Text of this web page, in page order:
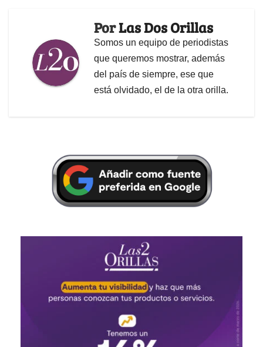
PorLas Dos Orillas
Somos un equipo de periodistas
que queremos mostrar, además
del país de siempre, ese que
está olvidado, el de la otra orilla.